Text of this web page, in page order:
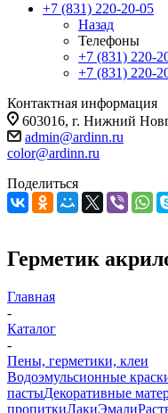
+7 (831) 220-20-05
Назад
Телефоны
+7 (831) 220-
+7 (831) 220-
Контактная информация
603016, г. Нижний
admin@ardinn.ru
color@ardinn.ru
Поделиться
Герметик
Главная
-
Каталог
-
Пены, герметики, клеи
Водоэмульсионные
пастыДекоративные
пропиткиЛакиЭмали